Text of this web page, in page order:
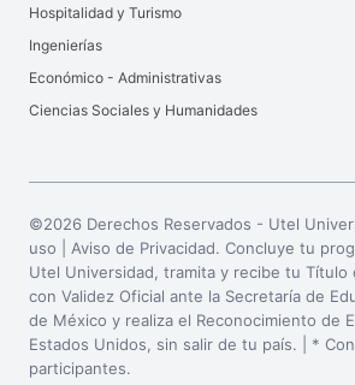
Hospitalidad y Turismo
Ingenierías
Económico - Administrativas
Ciencias Sociales y Humanidades
©2026 Derechos Reservados - Utel
uso | Aviso de Privacidad. Concluye tu
Utel Universidad, tramita y recibe tu Título
con Validez Oficial ante la Secretaría de
de México y realiza el Reconocimiento de
Estados Unidos, sin salir de tu país. | *
participantes.